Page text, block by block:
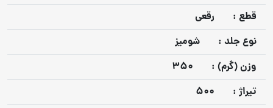
قطع :
رقعی
نوع جلد :
شومیز
وزن (گرم) :
350
تيراژ :
500